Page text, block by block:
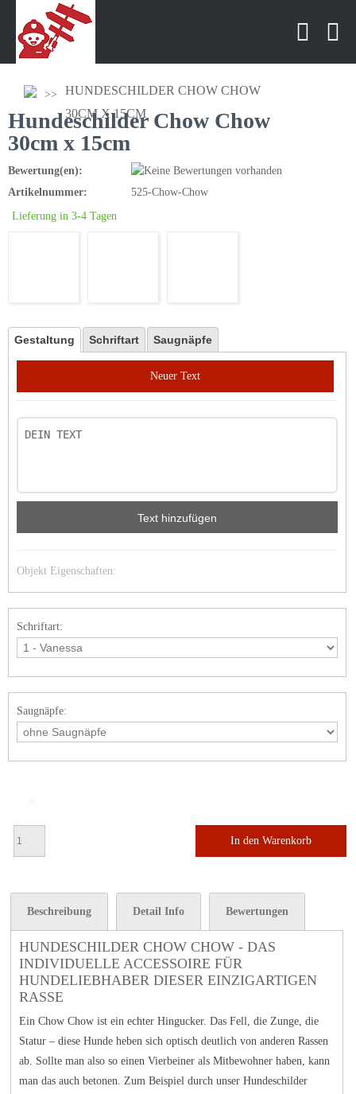
HUNDESCHILDER CHOW CHOW
30CM X 15CM
Hundeschilder Chow Chow
30cm x 15cm
Bewertung(en):
Artikelnummer:
525-Chow-Chow
Lieferung in 3-4 Tagen
Gestaltung Schriftart Saugnäpfe
Neuer Text
Text hinzufügen
Objekt Eigenschaften:
Schriftart:
Saugnäpfe:
In den Warenkorb
Beschreibung Detail Info Bewertungen
HUNDESCHILDER CHOW CHOW - DAS
INDIVIDUELLE ACCESSOIRE FÜR
HUNDELIEBHABER DIESER EINZIGARTIGEN
RASSE
Ein Chow Chow ist ein echter Hingucker. Das Fell, die Zunge, die
Statur – diese Hunde heben sich optisch deutlich von anderen Rassen
ab. Sollte man also so einen Vierbeiner als Mitbewohner haben, kann
man das auch betonen. Zum Beispiel durch unser Hundeschilder